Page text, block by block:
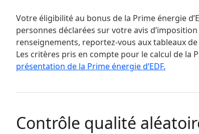
Votre éligibilité au bonus de la Prime énergie
personnes déclarées sur votre avis
renseignements, reportez-vous aux tableaux
Les critères pris en compte pour le calcul de la
présentation de la Prime énergie d’EDF.
Contrôle qualité